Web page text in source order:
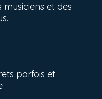
musiciens et des
parfois et